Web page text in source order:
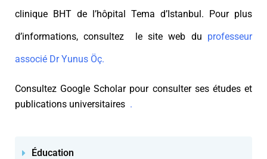
clinique BHT de l’hôpital Tema d’Istanbul. Pour plus
d’informations, consultez le site web du professeur
associé Dr Yunus Öç.
Consultez Google Scholar pour consulter ses études et
publications universitaires .
Éducation